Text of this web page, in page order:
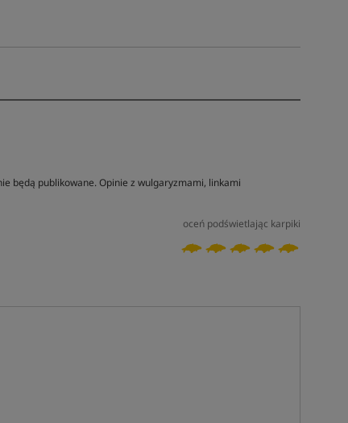
będą publikowane. Opinie z wulgaryzmami, linkami
oceń podświetlając karpiki